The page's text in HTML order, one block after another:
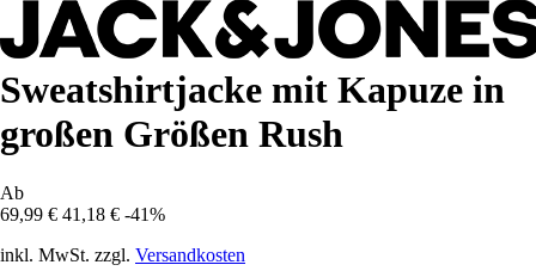
Sweatshirtjacke mit Kapuze in
großen Größen Rush
Ab
69,99 € 41,18 € -41%
inkl. MwSt. zzgl. Versandkosten